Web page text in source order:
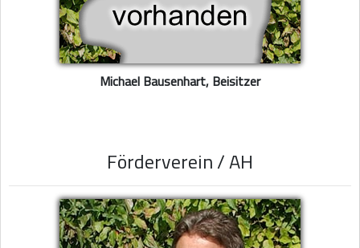
Michael Bausenhart, Beisitzer
Förderverein / AH